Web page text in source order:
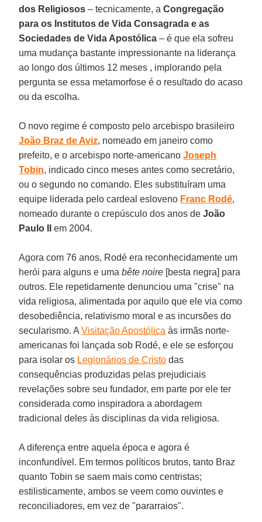
dos Religiosos– tecnicamente, aCongregação
para os Institutos de Vida Consagrada e as
Sociedades de Vida Apostólica– é que ela sofreu
uma mudança bastante impressionante na liderança
ao longo dos últimos 12 meses , implorando pela
pergunta se essa metamorfose é o resultado do acaso
ou da escolha.
O novo regime é composto pelo arcebispo brasileiro
João Braz de Aviz, nomeado em janeiro como
prefeito, e o arcebispo norte-americanoJoseph
Tobin, indicado cinco meses antes como secretário,
ou o segundo no comando. Eles substituíram uma
equipe liderada pelo cardeal esloveno Franc Rodé,
nomeado durante o crepúsculo dos anos deJoão
Paulo IIem 2004.
Agora com 76 anos, Rodé era reconhecidamente um
herói para alguns e umabête noire [besta negra] para
outros. Ele repetidamente denunciou uma "crise" na
vida religiosa, alimentada por aquilo que ele via como
desobediência, relativismo moral e as incursões do
secularismo. AVisitação Apostólica às irmãs norte-
americanas foi lançada sob Rodé, e ele se esforçou
para isolar os Legionários de Cristo das
consequências produzidas pelas prejudiciais
revelações sobre seu fundador, em parte por ele ter
considerada como inspiradora a abordagem
tradicional deles às disciplinas da vida religiosa.
A diferença entre aquela época e agora é
inconfundível. Em termos políticos brutos, tanto Braz
quanto Tobin se saem mais como centristas;
estilisticamente, ambos se veem como ouvintes e
reconciliadores, em vez de "pararraios".